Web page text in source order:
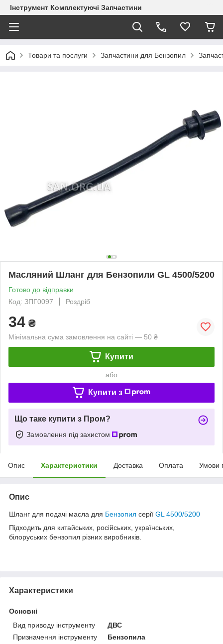
Інструмент Комплектуючі Запчастини
Товари та послуги Запчастини для Бензопил
Масляний Шланг для Бензопили GL 4500/5200
Готово до відправки
Код: ЗПГ0097
Роздріб
34 ₴
Мінімальна сума замовлення на сайті — 50 ₴
Купити
або
Купити з
Що таке купити з Пром?
Замовлення під захистом
Опис Характеристики Доставка Оплата Умови
Опис
Шланг для подачі масла для Бензопил серії GL 4500/5200
Підходить для китайських, російських, українських,
білоруських бензопил різних виробників.
Характеристики
Основні
Вид приводу інструменту
ДВС
Призначення інструменту
Бензопила